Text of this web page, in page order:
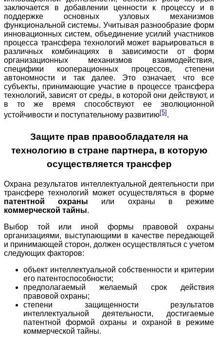
заключается в добавлении ценности к процессу и в
поддержке основных узловых механизмов
функциональной системы. Учитывая разнообразие форм
инновационных систем, объединение усилий участников
процесса трансфера технологий может варьироваться в
различных комбинациях в зависимости от форм
организационных механизмов взаимодействия,
специфики кооперационных процессов, степени
автономности и так далее. Это означает, что все
субъекты, принимающие участие в процессе трансфера
технологий, зависят от среды, в которой они действуют, и
в то же время способствуют ее эволюционной
устойчивости и поступательному развитию[5] .
Защите прав правообладателя на
технологию в стране партнера, в которую
осуществляется трансфер
Охрана результатов интеллектуальной деятельности при
трансфере технологий может осуществляться в форме
патентной охраны или охраны в режиме
коммерческой тайны.
Выбор той или иной формы правовой охраны
организациями, выступающими в качестве передающей
и принимающей сторон, должен осуществляться с учетом
следующих факторов:
объект интеллектуальной собственности и критерии
его патентоспособности;
предполагаемый желаемый срок действия
правовой охраны;
степени защищенности результатов
интеллектуальной деятельности, достигаемые
патентной формой охраны и охраной в режиме
коммерческой тайны.